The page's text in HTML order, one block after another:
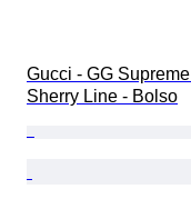
Gucci - GG Supreme
Sherry Line - Bolso